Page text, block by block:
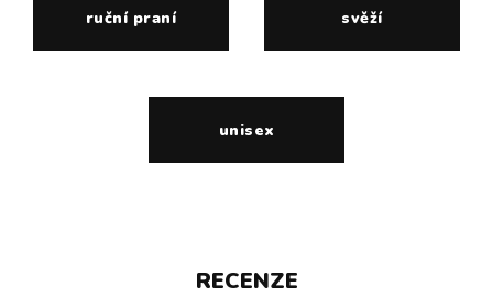
ruční praní svěží
unisex
RECENZE